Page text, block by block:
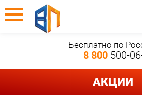
Бесплатно по
8 800500-
АКЦИИ